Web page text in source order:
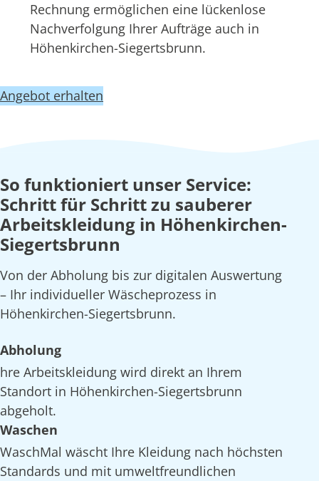
Rechnung ermöglichen eine lückenlose
Nachverfolgung Ihrer Aufträge auch in
Höhenkirchen-Siegertsbrunn.
Angebot erhalten
So funktioniert unser Service:
Schritt für Schritt zu sauberer
Arbeitskleidung in Höhenkirchen-
Siegertsbrunn
Von der Abholung bis zur digitalen Auswertung
– Ihr individueller Wäscheprozess in
Höhenkirchen-Siegertsbrunn.
Abholung
hre Arbeitskleidung wird direkt an Ihrem
Standort in Höhenkirchen-Siegertsbrunn
abgeholt.
Waschen
WaschMal wäscht Ihre Kleidung nach höchsten
Standards und mit umweltfreundlichen